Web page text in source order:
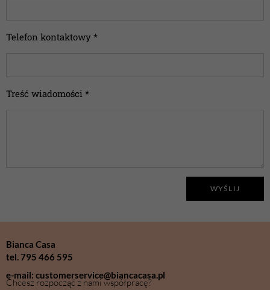
Telefon kontaktowy *
Treść wiadomości *
WYŚLIJ
Bianca Casa
tel. 795 466 595
e-mail: customerservice@biancacasa.pl
Chcesz rozpocząć z nami współpracę?